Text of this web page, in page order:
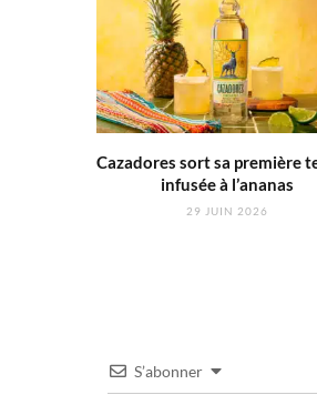
Cazadores sort sa première
infusée à l’ananas
29 JUIN 2026
S’abonner